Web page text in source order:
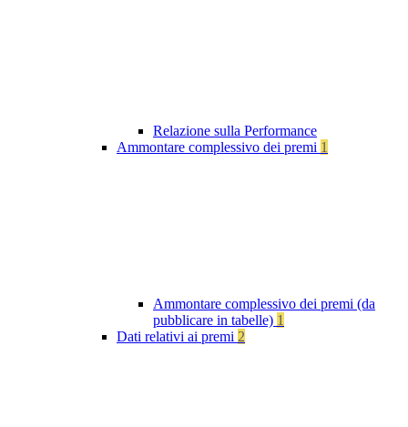
Relazione sulla Performance
Ammontare complessivo dei premi 1
Ammontare complessivo dei premi (da
pubblicare in tabelle) 1
Dati relativi ai premi 2